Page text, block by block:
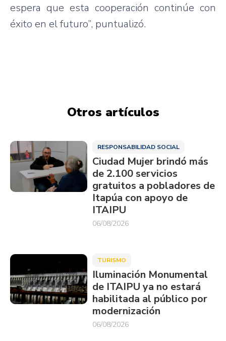
espera que esta cooperación continúe con
éxito en el futuro”, puntualizó.
Otros artículos
RESPONSABILIDAD SOCIAL
Ciudad Mujer brindó más
de 2.100 servicios
gratuitos a pobladores de
Itapúa con apoyo de
ITAIPU
06/08/2026
TURISMO
Iluminación Monumental
de ITAIPU ya no estará
habilitada al público por
modernización
06/08/2026